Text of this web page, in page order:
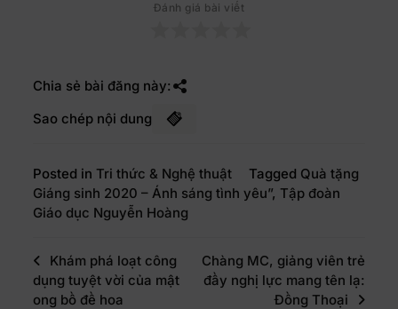
Đánh giá bài viết
Chia sẻ bài đăng này:
Sao chép nội dung
Posted in Tri thức & Nghệ thuật Tagged Quà tặng
Giáng sinh 2020 – Ánh sáng tình yêu”, Tập đoàn
Giáo dục Nguyễn Hoàng
Khám phá loạt công
dụng tuyệt vời của mật
ong bồ đề hoa
Chàng MC, giảng viên trẻ
đầy nghị lực mang tên lạ:
Đồng Thoại